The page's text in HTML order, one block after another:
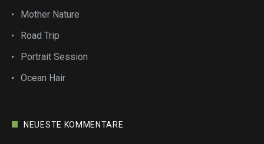
Mother Nature
Road Trip
Portrait Session
Ocean Hair
NEUESTE KOMMENTARE